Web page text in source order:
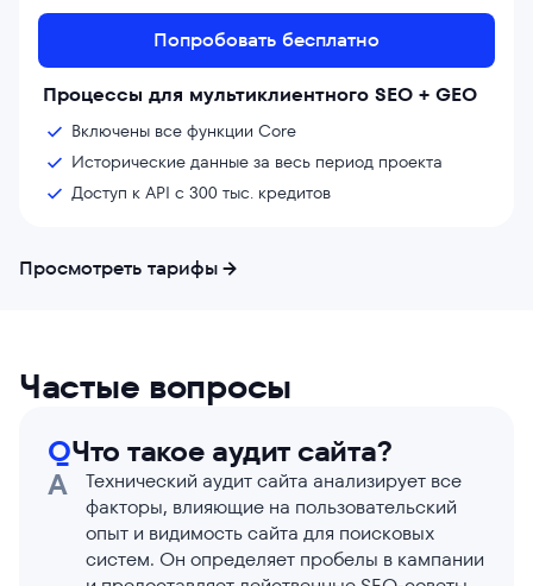
Попробовать бесплатно
Процессы для мультиклиентного SEO + GEO
Включены все функции Core
Исторические данные за весь период проекта
Доступ к API с 300 тыс. кредитов
Просмотреть тарифы
Частые вопросы
QЧто такое аудит сайта?
A
Технический аудит сайта анализирует все
факторы, влияющие на пользовательский
опыт и видимость сайта для поисковых
систем. Он определяет пробелы в кампании